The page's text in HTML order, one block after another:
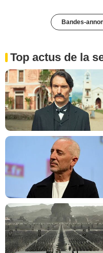
Bandes-
Top actus de la